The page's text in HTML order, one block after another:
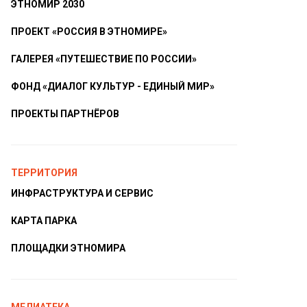
ЭТНОМИР 2030
ПРОЕКТ «РОССИЯ В ЭТНОМИРЕ»
ГАЛЕРЕЯ «ПУТЕШЕСТВИЕ ПО РОССИИ»
ФОНД «ДИАЛОГ КУЛЬТУР - ЕДИНЫЙ МИР»
ПРОЕКТЫ ПАРТНЁРОВ
ТЕРРИТОРИЯ
ИНФРАСТРУКТУРА И СЕРВИС
КАРТА ПАРКА
ПЛОЩАДКИ ЭТНОМИРА